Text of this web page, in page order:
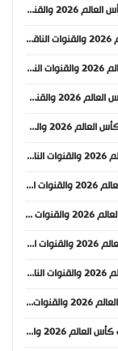
موعد مباراة السعودية وأوروغواي في كأس العالم 2026 والقنوات الناقلة
موعد مباراة بلجيكا ومصر في كأس العالم 2026 والقنوات الناقلة
موعد مباراة السويد وتونس في كأس العالم 2026 والقنوات الناقلة
موعد مباراة إسبانيا والرأس الأخضر في كأس العالم 2026 والقنوات الناقلة
موعد مباراة ساحل العاج والإكوادور في كأس العالم 2026 والقنوات الناقلة
موعد مباراة أستراليا وتركيا في كأس العالم 2026 والقنوات الناقلة
موعد مباراة ألمانيا وكوراساو في كأس العالم 2026 والقنوات الناقلة
موعد مباراة هايتي واسكتلندا في كأس العالم 2026 والقنوات الناقلة
موعد مباراة البرازيل والمغرب في كأس العالم 2026 والقنوات الناقلة
موعد مباراة قطر وسويسرا في كأس العالم 2026 والقنوات الناقلة
موعد مباراة أمريكا والباراغواي في كأس العالم 2026 والقنوات الناقلة
موعد مباراة كندا والبوسنة والهرسك في كأس العالم 2026 والقنوات الناقلة